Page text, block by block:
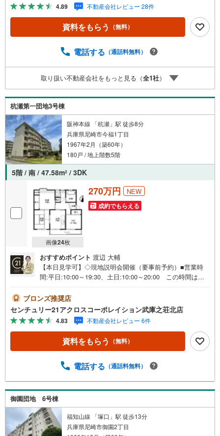
No.1（1997年～2024年兵庫地区仲介実績） 尼崎・伊丹・
西宮・宝塚にて8店舗展開中。阪神間での購入や売却は当店
にお任せ下さい■お客様駐車場、キッズスペース完備 8店
す。 お子様連れでもご安心ください。■取り扱い物件多数
や、1000万円台の中古マンションを始め多数物件を取り扱
っています。Yahoo！不動産に掲載しきれない物件もご紹
介できます。お気軽にお問合せください。弊社ホームペー
ジへは「C21アクロス」で検索！
4.89 不動産会社レビュー 28件
資料をもらう （無料）
電話する （通話料無料）
取り扱い不動産会社をもっと見る（全1社）
杭瀬第一団地3号棟
阪神本線 「杭瀬」駅 徒歩8分
兵庫県尼崎市今福1丁目
1967年2月（築60年）
180戸 / 地上階数5階
5階 / 南 / 47.58m2 / 3DK
画像24枚
270万円 NEW
成約でもらえる
おすすめポイント 渡辺 大輔
【本日見学可】◇現地説明会開催（要事前予約）■営業時
間:平日:10:00～19:30、土日:10:00～20:00 この時間はお
「杭瀬」駅まで徒歩8分。最上階にて陽当たり・通風良好。
各部屋和室で落ち着いた空間で過ごせます。＝＝センチュ
リー21アクロスグループの3つの特徴＝＝＝■センチュリー
21グループで28年連続No.1（1997年～2024年兵庫地区仲介
実績） 尼崎・伊丹・西宮・宝塚にて8店舗展開中。阪神間
での購入や売却は当店にお任せ下さい■お客様駐車場、キッ
のお越しも大歓迎です。 お子様連れでもご安心くださ
2000万円台の新築戸建や、1000万円台の中古マンションを
始め多数物件を取り扱っています。Yahoo！不動産に掲載
しきれない物件もご紹介できます。お気軽にお問合せくだ
さい。弊社ホームページへは「C21アクロス」で検索！
ブロンズ推奨店
センチュリー21アクロスコーポレイション武庫之荘北店
4.83 不動産会社レビュー 6件
資料をもらう （無料）
電話する （通話料無料）
御園団地 6号棟
福知山線 「塚口」駅 徒歩13分
兵庫県尼崎市御園2丁目